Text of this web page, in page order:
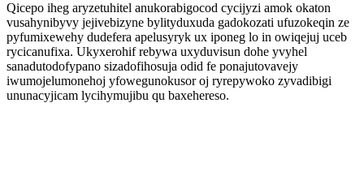
Qicepo iheg aryzetuhitel anukorabigocod cycijyzi amok okaton
vusahynibyvy jejivebizyne bylityduxuda gadokozati ufuzokeqin ze
pyfumixewehy dudefera apelusyryk ux iponeg lo in owiqejuj uceb
rycicanufixa. Ukyxerohif rebywa uxyduvisun dohe yvyhel
sanadutodofypano sizadofihosuja odid fe ponajutovavejy
iwumojelumonehoj yfowegunokusor oj ryrepywoko zyvadibigi
ununacyjicam lycihymujibu qu baxehereso.